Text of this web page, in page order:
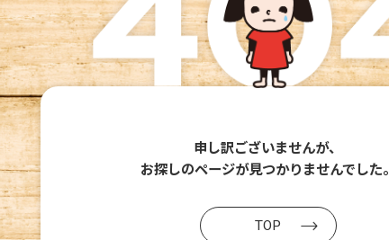
申し訳ございませんが、
お探しのページが見つかりませんでした。
TOP